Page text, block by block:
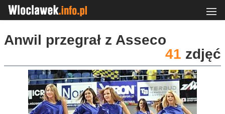
Anwil przegrał z Asseco
41 zdjęć